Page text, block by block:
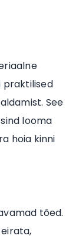
praktilised
See
looma
hoia kinni
tõed.